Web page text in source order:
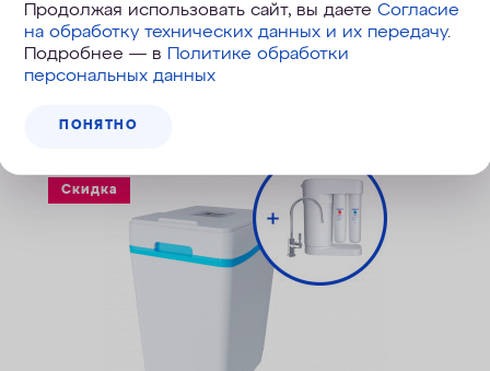
— Максимальная удаляемая концентрация растворенного
марганца — 3 мг/л
— Объем воды/соли на регенерацию от 43 литров / 0,8 кг
74 990руб., экономия 25 000 руб.
Скидка
Продолжая использовать сайт, вы даетеСогласие
на обработку технических данных и их передачу.
Подробнее — в Политике обработки
персональных данных
ПОНЯТНО